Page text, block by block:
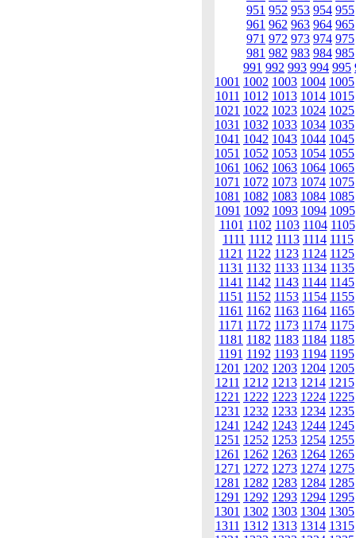
951 952 953 954 955
961 962 963 964 965
971 972 973 974 975
981 982 983 984 985
991 992 993 994 995
1001 1002 1003 1004 1005
1011 1012 1013 1014 1015
1021 1022 1023 1024 1025
1031 1032 1033 1034 1035
1041 1042 1043 1044 1045
1051 1052 1053 1054 1055
1061 1062 1063 1064 1065
1071 1072 1073 1074 1075
1081 1082 1083 1084 1085
1091 1092 1093 1094 1095
1101 1102 1103 1104 1105
1111 1112 1113 1114 1115
1121 1122 1123 1124 1125
1131 1132 1133 1134 1135
1141 1142 1143 1144 1145
1151 1152 1153 1154 1155
1161 1162 1163 1164 1165
1171 1172 1173 1174 1175
1181 1182 1183 1184 1185
1191 1192 1193 1194 1195
1201 1202 1203 1204 1205
1211 1212 1213 1214 1215
1221 1222 1223 1224 1225
1231 1232 1233 1234 1235
1241 1242 1243 1244 1245
1251 1252 1253 1254 1255
1261 1262 1263 1264 1265
1271 1272 1273 1274 1275
1281 1282 1283 1284 1285
1291 1292 1293 1294 1295
1301 1302 1303 1304 1305
1311 1312 1313 1314 1315